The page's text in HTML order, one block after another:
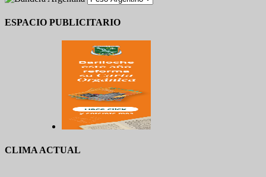
ESPACIO PUBLICITARIO
CLIMA ACTUAL